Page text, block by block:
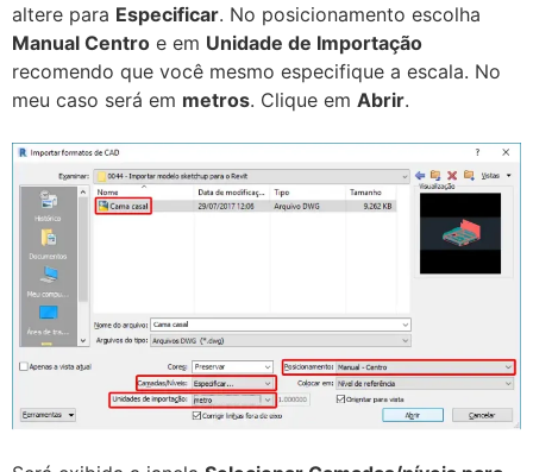
altere para Especificar. No posicionamento escolha
Manual Centro e em Unidade de Importação
recomendo que você mesmo especifique a escala. No
meu caso será em metros. Clique em Abrir.